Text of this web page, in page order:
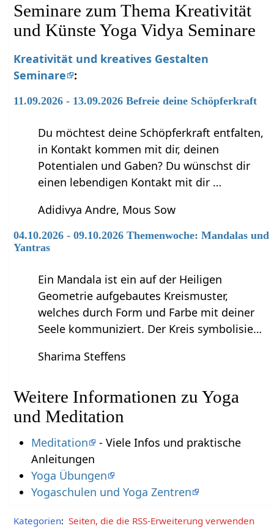
Seminare zum Thema Kreativität
und Künste Yoga Vidya Seminare
Kreativität und kreatives Gestalten
Seminare
:
11.09.2026 - 13.09.2026 Befreie deine Schöpferkraft
Du möchtest deine Schöpferkraft entfalten,
in Kontakt kommen mit dir, deinen
Potentialen und Gaben? Du wünschst dir
einen lebendigen Kontakt mit dir …
Adidivya Andre, Mous Sow
04.10.2026 - 09.10.2026 Themenwoche: Mandalas und
Yantras
Ein Mandala ist ein auf der Heiligen
Geometrie aufgebautes Kreismuster,
welches durch Form und Farbe mit deiner
Seele kommuniziert. Der Kreis symbolisie…
Sharima Steffens
Weitere Informationen zu Yoga
und Meditation
Meditation
- Viele Infos und praktische
Anleitungen
Yoga Übungen
Yogaschulen und Yoga Zentren
Kategorien: Seiten, die die RSS-Erweiterung verwenden